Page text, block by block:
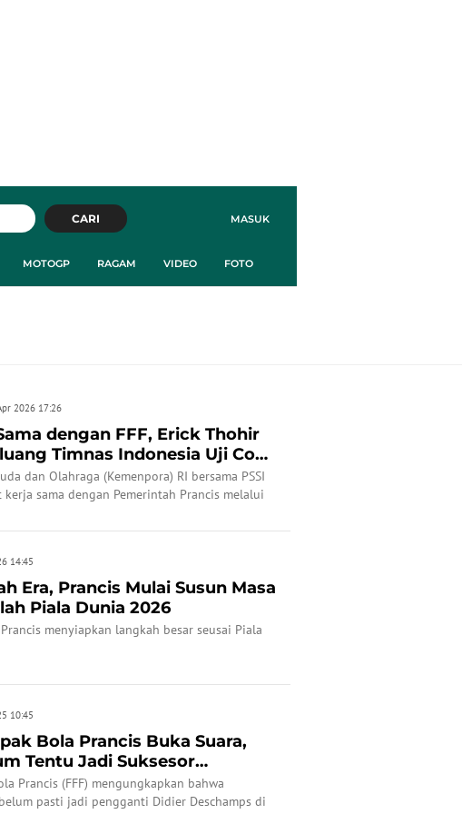
MASUK
CARI
MOTOGP RAGAM VIDEO FOTO
2026 17:26
dengan FFF, Erick Thohir
Timnas Indonesia Uji Coba
dan Olahraga (Kemenpora) RI bersama PSSI
sama dengan Pemerintah Prancis melalui
14:45
Era, Prancis Mulai Susun Masa
Piala Dunia 2026
menyiapkan langkah besar seusai Piala
10:45
Bola Prancis Buka Suara,
Tentu Jadi Suksesor
di Les ...
Prancis (FFF) mengungkapkan bahwa
pasti jadi pengganti Didier Deschamps di